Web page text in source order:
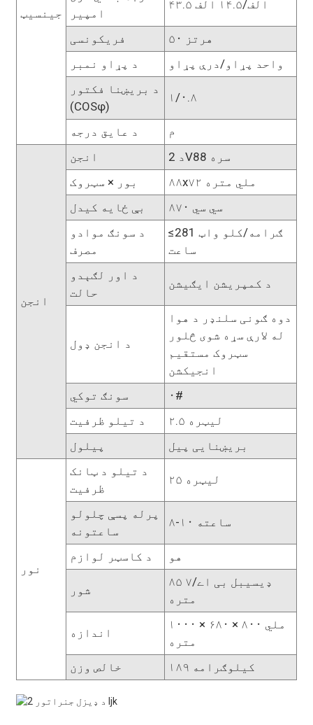
جینسیټ
امپیر
۴۳.۵ الف/۱۴.۵ الف
فریکونسی
۵۰ هرتز
د پړاو نمبر
واحد پړاو/درې پړاو
د بریښنا فکتور
(COSφ)
۱/۰.۸
د عایق درجه م
انجن
انجن
د 2V88 سره
بور × سټروک
۸۸x۷۲ ملي متره
بې ځایه کیدل
۸۷۰ سي سي
د سونګ موادو
مصرف
≤281 ګرامه/کلو واټ
ساعت
د اور لګېدو
حالت
د کمپریشن ایګیشن
د انجن ډول
دوه ګونی سلنډر د هوا
له لارې سړه شوی څلور
سټروک مستقیم
انجیکشن
سونګ توکي
۰#
د تیلو ظرفیت
۲.۵ لیټره
پیلول
بریښنایی پیل
نور
د تیلو د ټانک
ظرفیت
۲۵ لیټره
پرله پسې چلولو
ساعتونه
۸-۱۰ ساعته
د کاسټر لوازم هو
شور
۸۵ ډیسیبل بی اے/۷
متره
اندازه
۱۰۰۰ × ۶۸۰ × ۸۰۰ ملي
متره
خالص وزن
۱۸۹ کیلوګرامه